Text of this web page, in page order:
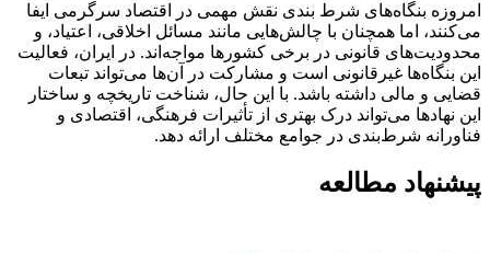
امروزه بنگاه‌های شرط‌ بندی نقش مهمی در اقتصاد سرگرمی ایفا
می‌کنند، اما همچنان با چالش‌هایی مانند مسائل اخلاقی، اعتیاد، و
محدودیت‌های قانونی در برخی کشورها مواجه‌اند. در ایران، فعالیت
این بنگاه‌ها غیرقانونی است و مشارکت در آن‌ها می‌تواند تبعات
قضایی و مالی داشته باشد. با این حال، شناخت تاریخچه و ساختار
این نهادها می‌تواند درک بهتری از تأثیرات فرهنگی، اقتصادی و
فناورانه شرط‌بندی در جوامع مختلف ارائه دهد.
پیشنهاد مطالعه